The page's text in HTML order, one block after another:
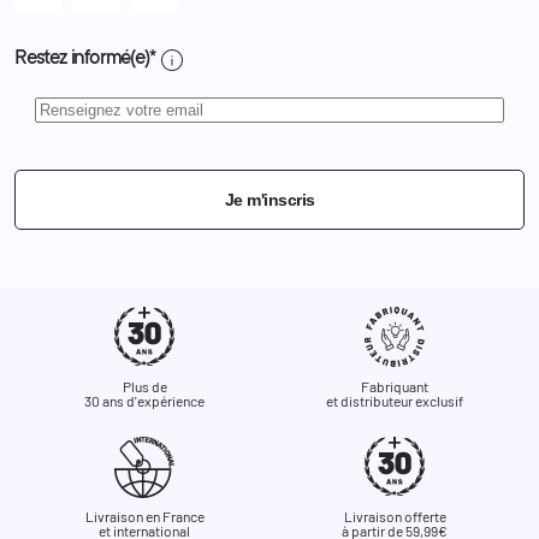
Restez informé(e)* info
Je m'inscris
Plus de
30 ans d'expérience
Fabriquant
et distributeur exclusif
Livraison en France
et international
Livraison offerte
à partir de 59,99€